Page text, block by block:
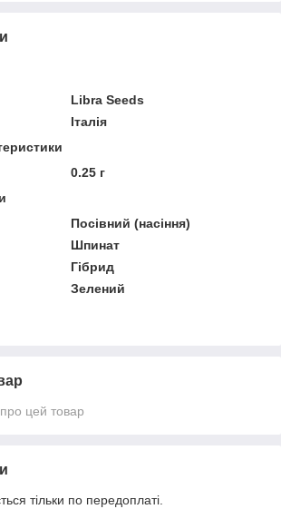
Libra Seeds
Італія
0.25 г
Посівний (насіння)
Шпинат
Гібрид
Зелений
цей товар
тільки по передоплаті.